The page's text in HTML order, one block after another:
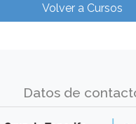
Volver a Cursos
Datos de